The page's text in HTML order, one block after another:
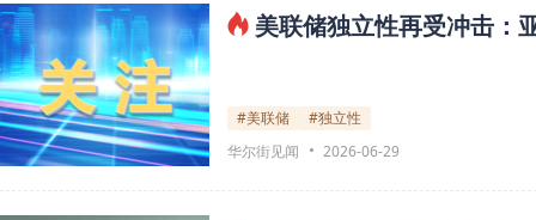
美联储独立性再受冲击：
#美联储
#独立性
华尔街见闻
2026-06-29